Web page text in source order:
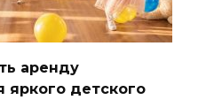
аренду
детского